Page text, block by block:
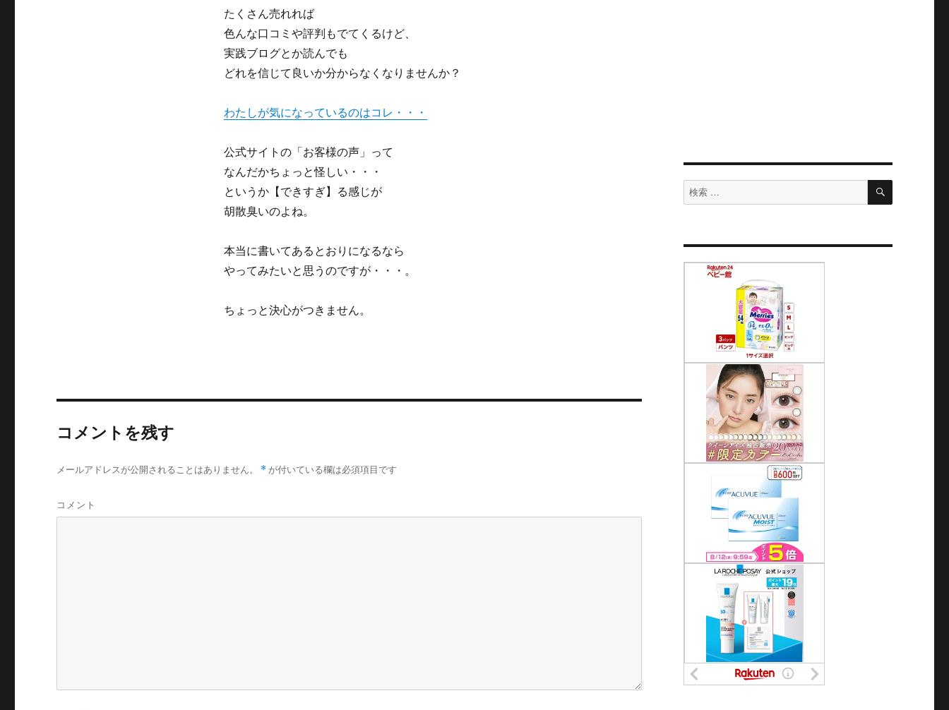
たくさん売れれば
色んな口コミや評判もでてくるけど、
実践ブログとか読んでも
どれを信じて良いか分からなくなりませんか？
わたしが気になっているのはコレ・・・
公式サイトの「お客様の声」って
なんだかちょっと怪しい・・・
というか【できすぎ】る感じが
胡散臭いのよね。
本当に書いてあるとおりになるなら
やってみたいと思うのですが・・・。
ちょっと決心がつきません。
コメントを残す
メールアドレスが公開されることはありません。 * が付いている欄は必須項目です
コメント
検
索
検